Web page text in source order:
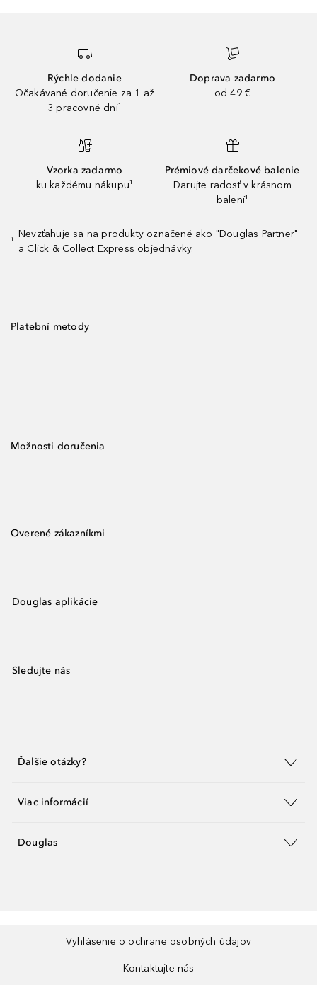
Rýchle dodanie
Očakávané doručenie za 1 až
3 pracovné dni¹
Doprava zadarmo
od 49 €
Vzorka zadarmo
ku každému nákupu¹
Prémiové darčekové balenie
Darujte radosť v krásnom
balení¹
¹
Nevzťahuje sa na produkty označené ako "Douglas Partner"
a Click & Collect Express objednávky.
Platební metody
Možnosti doručenia
Overené zákazníkmi
Douglas aplikácie
Sledujte nás
Ďalšie otázky?
Viac informácií
Douglas
Vyhlásenie o ochrane osobných údajov
Kontaktujte nás